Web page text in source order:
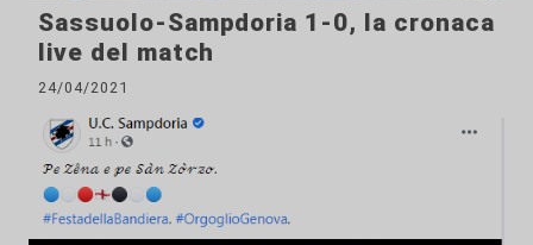
Sassuolo-Sampdoria 1-0, la cronaca
live del match
24/04/2021